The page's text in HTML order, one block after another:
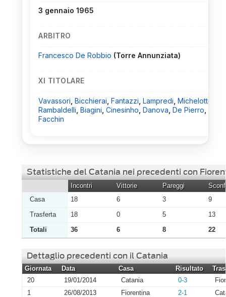
3 gennaio 1965
ARBITRO
Francesco De Robbio (Torre Annunziata)
XI TITOLARE
Vavassori Bicchierai Fantazzi Lampredi Michelotti
Rambaldelli Biagini Cinesinho Danova De Pierro
Facchin
Statistiche del Catania nei precedenti con
Incontri Vittorie Pareggi
Casa
18 6 3
9
Trasferta
18 0 5
13
Totali
36 6 8 22
Dettaglio precedenti con il Catania
Giornata Data Casa Risultato
20
19/01/2014 Catania 0-3
1
26/08/2013 Fiorentina 2-1